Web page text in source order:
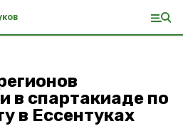
в спартакиаде по
в Ессентуках